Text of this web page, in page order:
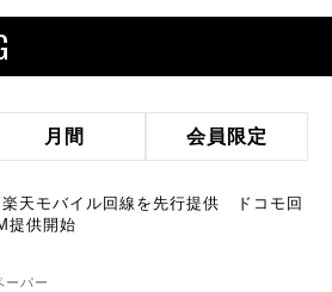
月間 会員限定
楽天モバイル回線を先行提供 ドコモ回
提供開始
ーパー